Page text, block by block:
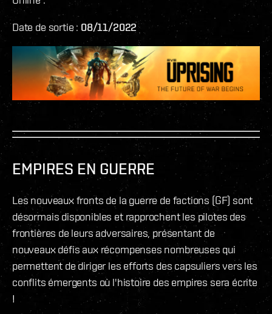
Date de sortie : 08/11/2022
EMPIRES EN GUERRE
Les nouveaux fronts de la guerre de factions (GF) sont
désormais disponibles et rapprochent les pilotes des
frontières de leurs adversaires, présentant de
nouveaux défis aux récompenses nombreuses qui
permettent de diriger les efforts des capsuliers vers les
conflits émergents où l'histoire des empires sera écrite
!